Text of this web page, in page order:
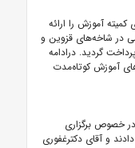
آموزش را ارائه
در شاخه‌های قزوین و
گردید. درادامه
آموزش کوتاه‌مدت
خصوص برگزاری
دادند و آقای دکترغفوری